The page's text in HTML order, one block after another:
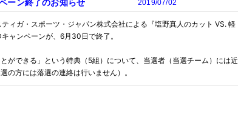
ーン終了のお知らせ 2019/07/02
ィガ・スポーツ・ジャパン株式会社による『塩野真人のカット VS. 軽
ャンペーンが、6月30日で終了。
ができる」という特典（5組）について、当選者（当選チーム）には近
の方には落選の連絡は行いません）。